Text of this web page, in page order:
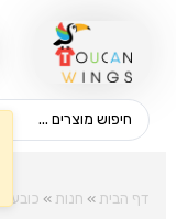
דף הבית » חנות » כובעים